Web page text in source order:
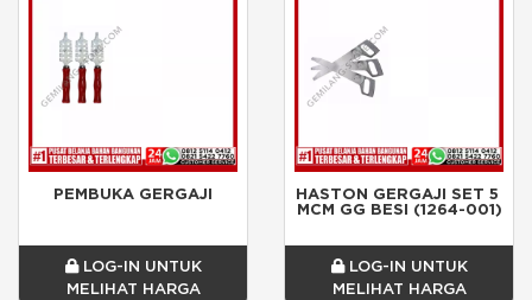
PEMBUKA GERGAJI
LOG-IN UNTUK
MELIHAT HARGA
HASTON GERGAJI SET 5
MCM GG BESI (1264-001)
LOG-IN UNTUK
MELIHAT HARGA